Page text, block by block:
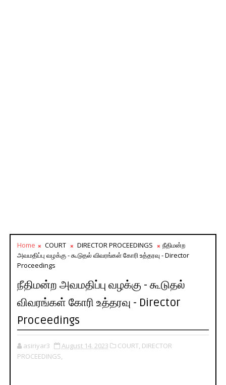
Home COURT DIRECTOR PROCEEDINGS
நீதிமன்ற
அவமதிப்பு வழக்கு - கூடுதல் விவரங்கள் கோரி உத்தரவு - Director
Proceedings
நீதிமன்ற அவமதிப்பு வழக்கு - கூடுதல்
விவரங்கள் கோரி உத்தரவு - Director
Proceedings
asiriyar3 August 14, 2023 COURT, DIRECTOR
PROCEEDINGS,